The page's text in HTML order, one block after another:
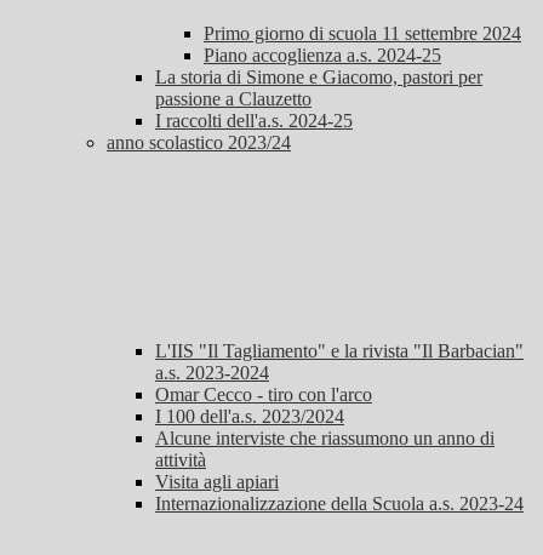
Primo giorno di scuola 11 settembre 2024
Piano accoglienza a.s. 2024-25
La storia di Simone e Giacomo, pastori per
passione a Clauzetto
I raccolti dell'a.s. 2024-25
anno scolastico 2023/24
L'IIS "Il Tagliamento" e la rivista "Il Barbacian"
a.s. 2023-2024
Omar Cecco - tiro con l'arco
I 100 dell'a.s. 2023/2024
Alcune interviste che riassumono un anno di
attività
Visita agli apiari
Internazionalizzazione della Scuola a.s. 2023-24